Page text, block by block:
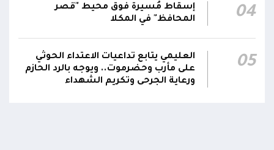
04
إسقاط مُسيرة فوق محيط "قصر
المحافظ" في المكلا
05
العليمي يتابع تداعيات الاعتداء الحوثي
على مأرب وحضرموت.. ويوجه بالرد الحازم
ورعاية الجرحى وتكريم الشهداء